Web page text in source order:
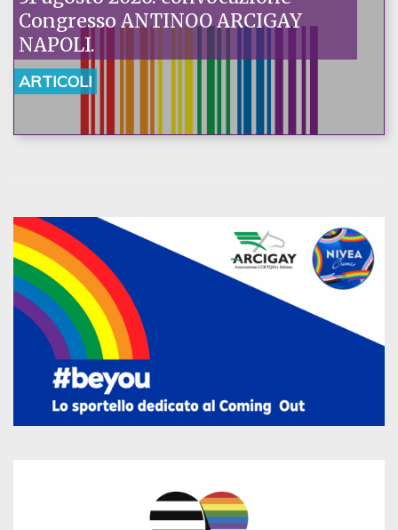
Congresso ANTINOO ARCIGAY
NAPOLI.
ARTICOLI